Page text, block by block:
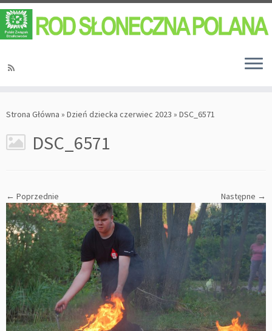
Strona Główna » Dzień dziecka czerwiec 2023 » DSC_6571
DSC_6571
← Poprzednie Następne →